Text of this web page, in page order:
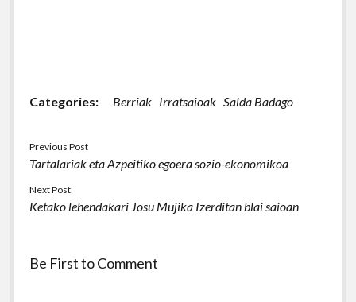
Categories: Berriak Irratsaioak Salda Badago
Previous Post
Tartalariak eta Azpeitiko egoera sozio-ekonomikoa
Next Post
Ketako lehendakari Josu Mujika Izerditan blai saioan
Be First to Comment